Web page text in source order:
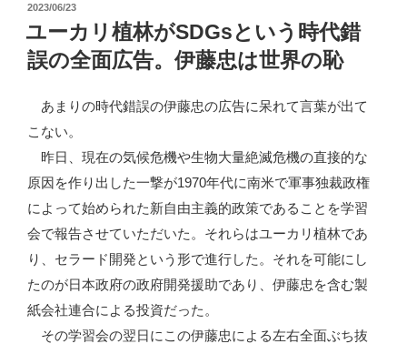
ル
の
反
政
の
復
活：
ホ
ー
ム
投
日:
2023/06/23
ユーカリ植林がSDGsという時代錯
誤の全面広告。伊藤忠は世界の恥
あまりの時代錯誤の伊藤忠の広告に呆れて言葉が出て
こない。
昨日、現在の気候危機や生物大量絶滅危機の直接的な
原因を作り出した一撃が1970年代に南米で軍事独裁政権
によって始められた新自由主義的政策であることを学習
会で報告させていただいた。それらはユーカリ植林であ
り、セラード開発という形で進行した。それを可能にし
たのが日本政府の政府開発援助であり、伊藤忠を含む製
紙会社連合による投資だった。
その学習会の翌日にこの伊藤忠による左右全面ぶち抜